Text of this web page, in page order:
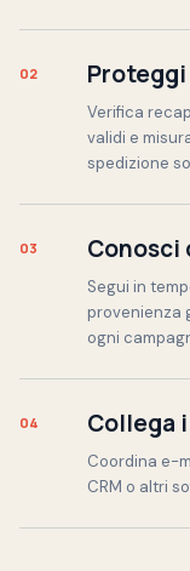
02
Verifica
validi e
spedizione
03 Conosci
Segui in
provenienza
ogni
04 Collega
Coordina e-
CRM o altri